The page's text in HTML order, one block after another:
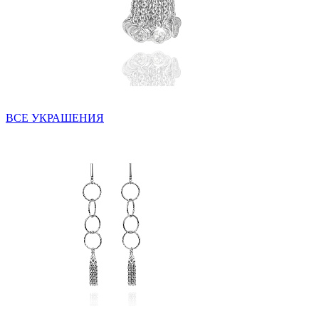
ВСЕ УКРАШЕНИЯ